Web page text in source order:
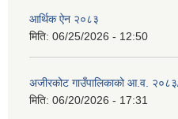
आर्थिक ऐन २०८३
मिति: 06/25/2026 - 12:50
अजीरकोट गाउँपालिकाको आ.व.
मिति: 06/20/2026 - 17:31